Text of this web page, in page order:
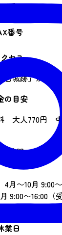
番号
番号
セス
台城跡」から
の目安
大人770円
業時間
〜10月 9:00
9:00〜16:00（
業日